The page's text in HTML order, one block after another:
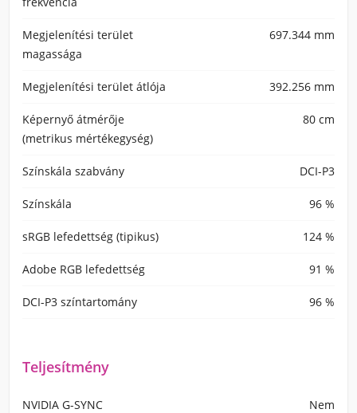
Megjelenítési terület
magassága
697.344 mm
Megjelenítési terület átlója 392.256 mm
Képernyő átmérője
(metrikus mértékegység)
80 cm
Színskála szabvány DCI-P3
Színskála 96 %
sRGB lefedettség (tipikus) 124 %
Adobe RGB lefedettség 91 %
DCI-P3 színtartomány 96 %
Teljesítmény
NVIDIA G-SYNC Nem